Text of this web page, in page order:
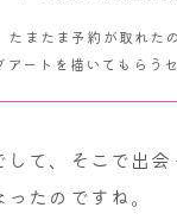
たまたま予約が取れた
アートを描いてもらう
て、そこで出
たのですね。